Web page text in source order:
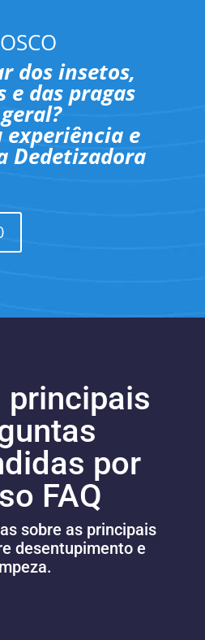
dos insetos,
e das pragas
experiência e
Dedetizadora
principais
por
FAQ
sobre as principais
desentupimento e